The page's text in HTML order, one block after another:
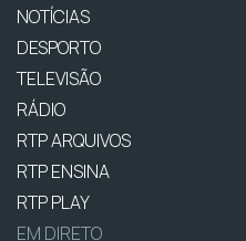
NOTÍCIAS
DESPORTO
TELEVISÃO
RÁDIO
RTP ARQUIVOS
RTP ENSINA
RTP PLAY
EM DIRETO